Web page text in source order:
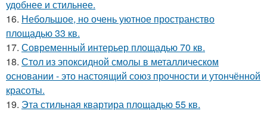
удобнее и стильнее.
16. Небольшое, но очень уютное пространство
площадью 33 кв.
17. Современный интерьер площадью 70 кв.
18. Стол из эпоксидной смолы в металлическом
основании - это настоящий союз прочности и утончённой
красоты.
19. Эта стильная квартира площадью 55 кв.